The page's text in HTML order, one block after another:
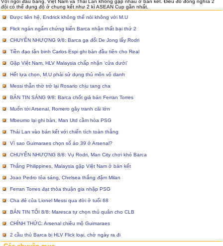
Với ngôi đầu bảng, Việt Nam và Thái Lan không gặp nhau ở bán kết. Điều đó đồng nghĩa 2
đội có thể đụng độ ở chung kết như 2 kì ASEAN Cup gần nhất.
Được liên hệ, Endrick không thể nói không với M.U
Flick ngán ngẩm chứng kiến Barca nhận thất bại thứ 2
CHUYỂN NHƯỢNG 9/8: Barca gạ đổi De Jong lấy Rodri
Tiền đạo tân binh Carlos Espi ghi bàn đầu tiên cho Real
Gặp Việt Nam, HLV Malaysia chấp nhận ‘cửa dưới’
Hết lựa chọn, M.U phải sử dụng thủ môn vô danh
Messi thẫn thờ trở lại Rosario chịu tang cha
BẢN TIN SÁNG 9/8: Barca chốt giá bán Ferran Torres
Muốn tới Arsenal, Romero gây tranh cãi lớn
Mbeumo lại ghi bàn, Man Utd cầm hòa PSG
Thái Lan vào bán kết với chiến tích toàn thắng
Vì sao Guimaraes chọn số áo 39 ở Arsenal?
CHUYỂN NHƯỢNG 8/8: Vụ Rodri, Man City chơi khó Barca
Thắng Philippines, Malaysia gặp Việt Nam ở bán kết
Joao Pedro tỏa sáng, Chelsea thắng đậm Milan
Ferran Torres đạt thỏa thuận gia nhập PSG
Cha đẻ của Lionel Messi qua đời ở tuổi 68
BẢN TIN TỐI 8/8: Maresca tự chọn thủ quân cho CLB
CHÍNH THỨC: Arsenal chiêu mộ Guimaraes
2 cầu thủ Barca bị HLV Flick loại, chờ ngày ra đi